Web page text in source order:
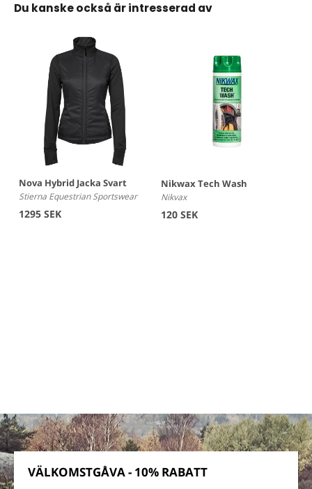
Du kanske också är intresserad av
Nova Hybrid Jacka Svart
Stierna Equestrian Sportswear
1295 SEK
Nikwax Tech Wash
Nikvax
120 SEK
VÄLKOMSTGÅVA - 10% RABATT